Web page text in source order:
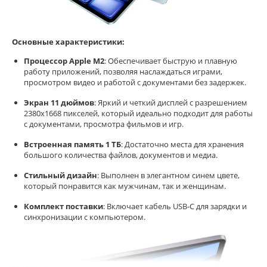
Основные характеристики:
Процессор Apple M2: Обеспечивает быструю и плавную
работу приложений, позволяя наслаждаться играми,
просмотром видео и работой с документами без задержек.
Экран 11 дюймов: Яркий и четкий дисплей с разрешением
2380x1668 пикселей, который идеально подходит для работы
с документами, просмотра фильмов и игр.
Встроенная память 1 ТБ: Достаточно места для хранения
большого количества файлов, документов и медиа.
Стильный дизайн: Выполнен в элегантном синем цвете,
который понравится как мужчинам, так и женщинам.
Комплект поставки: Включает кабель USB-C для зарядки и
синхронизации с компьютером.